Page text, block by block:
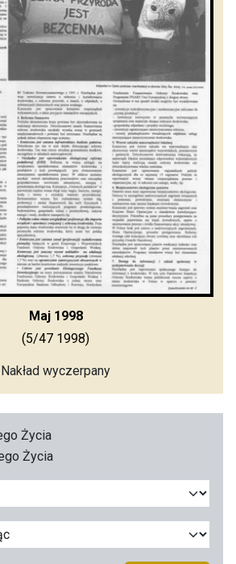
Maj 1998
(5/47 1998)
Nakład wyczerpany
Życia
Życia